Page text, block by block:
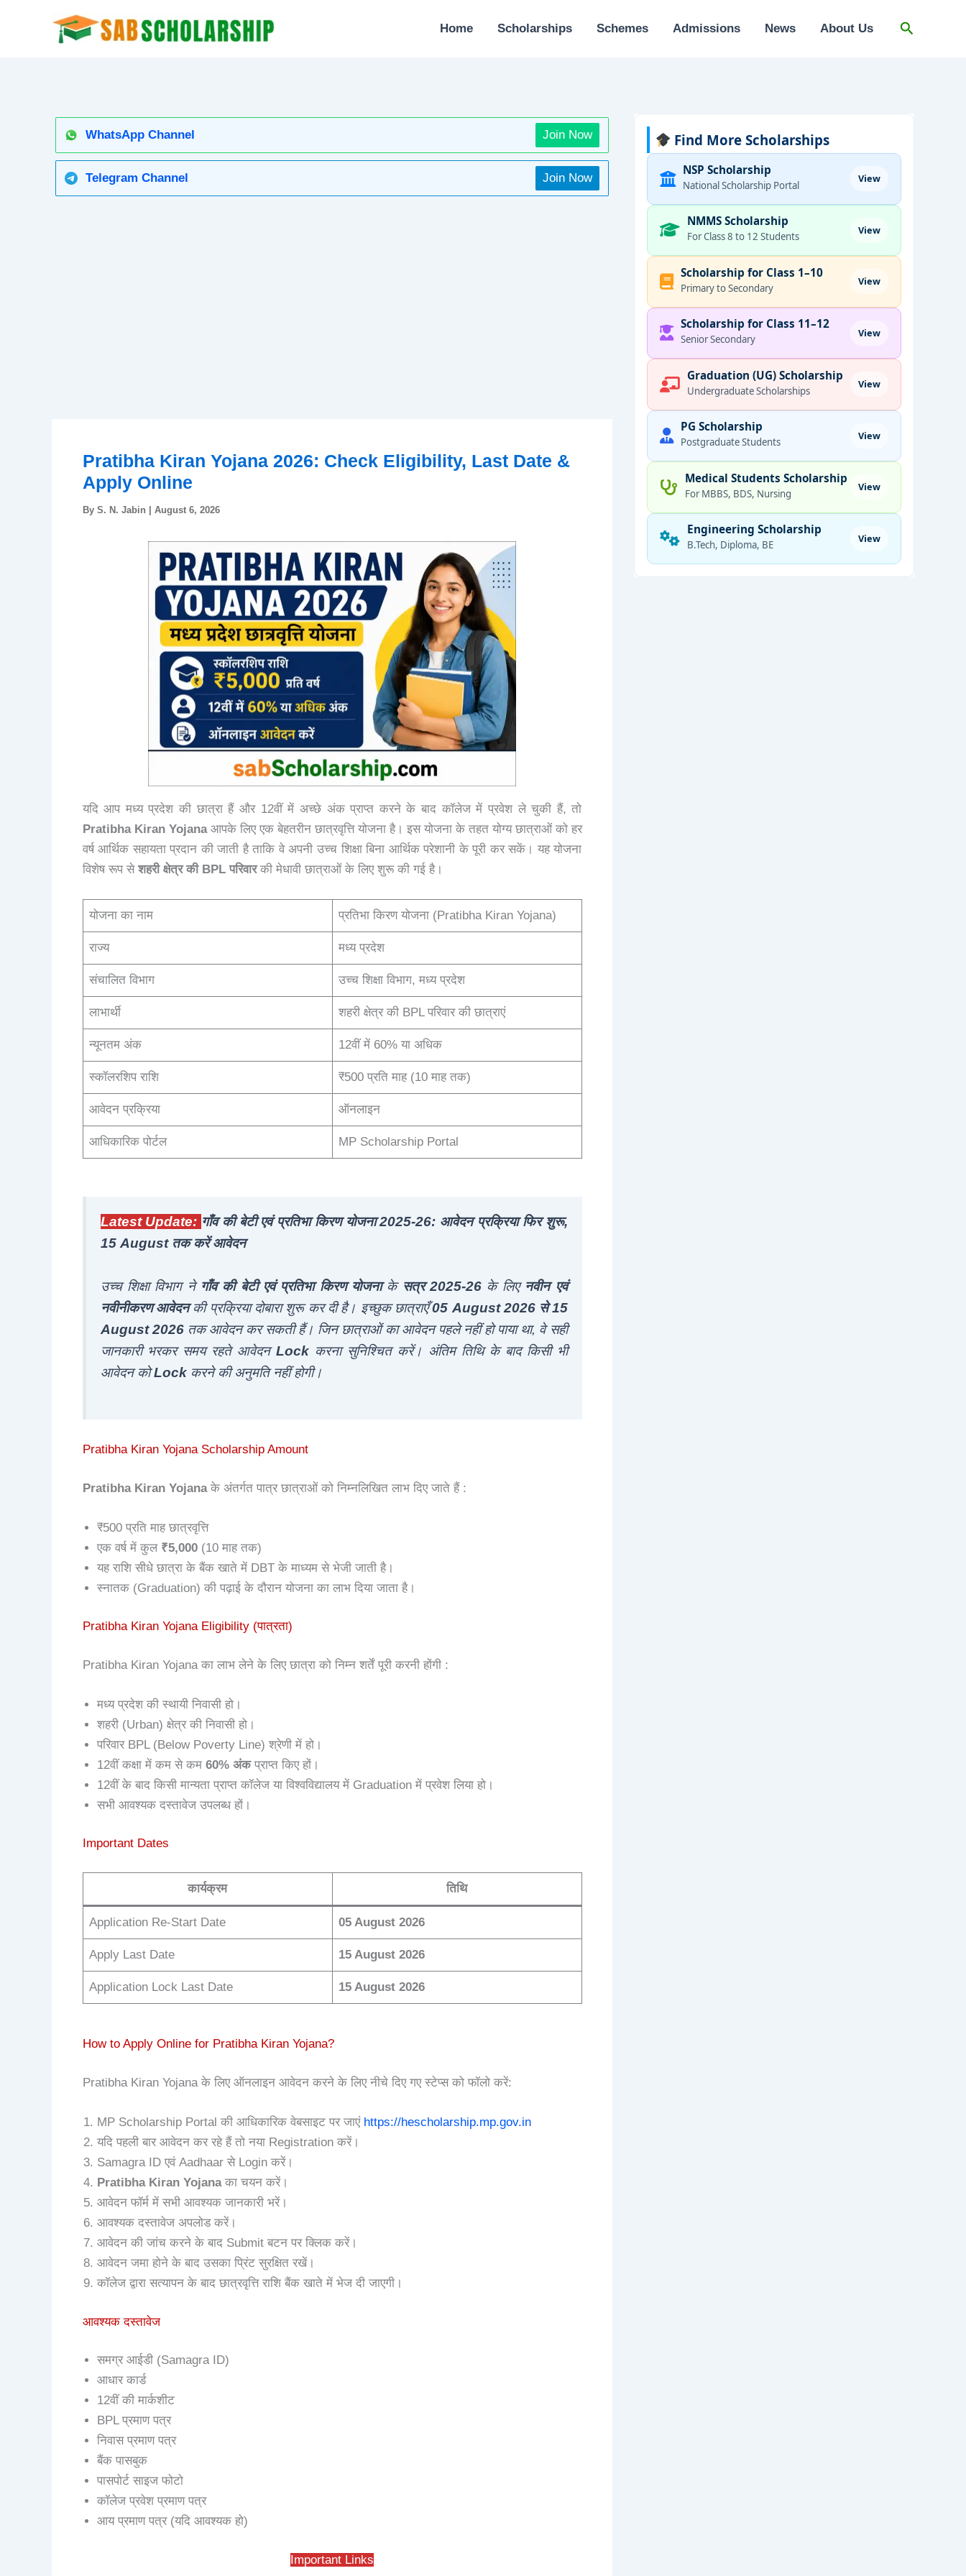
Home Scholarships Schemes Admissions News About Us Search
WhatsApp Channel Join Now
Telegram Channel Join Now
Pratibha Kiran Yojana 2026: Check Eligibility, Last Date &
Apply Online
By S. N. Jabin | August 6, 2026
यदि आप मध्य प्रदेश की छात्रा हैं और 12वीं में अच्छे अंक प्राप्त करने के बाद कॉलेज में प्रवेश ले चुकी हैं, तो
Pratibha Kiran Yojanaआपके लिए एक बेहतरीन छात्रवृत्ति योजना है। इस योजना के तहत योग्य छात्राओं को हर
वर्ष आर्थिक सहायता प्रदान की जाती है ताकि वे अपनी उच्च शिक्षा बिना आर्थिक परेशानी के पूरी कर सकें। यह योजना
विशेष रूप से शहरी क्षेत्र की BPL परिवारकी मेधावी छात्राओं के लिए शुरू की गई है।
योजना का नाम प्रतिभा किरण योजना (Pratibha Kiran Yojana)
राज्य मध्य प्रदेश
संचालित विभाग उच्च शिक्षा विभाग, मध्य प्रदेश
लाभार्थी शहरी क्षेत्र की BPL परिवार की छात्राएं
न्यूनतम अंक 12वीं में 60% या अधिक
स्कॉलरशिप राशि ₹500 प्रति माह (10 माह तक)
आवेदन प्रक्रिया ऑनलाइन
आधिकारिक पोर्टल MP Scholarship Portal
Latest Update: गाँव की बेटी एवं प्रतिभा किरण योजना 2025-26: आवेदन प्रक्रिया फिर शुरू,
15 August तक करें आवेदन
उच्च शिक्षा विभाग ने गाँव की बेटी एवं प्रतिभा किरण योजनाके सत्र 2025-26 के लिए नवीन एवं
नवीनीकरण आवेदनकी प्रक्रिया दोबारा शुरू कर दी है। इच्छुक छात्राएँ05 August 2026 से 15
August 2026तक आवेदन कर सकती हैं। जिन छात्राओं का आवेदन पहले नहीं हो पाया था, वे सही
जानकारी भरकर समय रहते आवेदनLock करना सुनिश्चित करें। अंतिम तिथि के बाद किसी भी
आवेदन कोLockकरने की अनुमति नहीं होगी।
Pratibha Kiran Yojana Scholarship Amount
Pratibha Kiran Yojanaके अंतर्गत पात्र छात्राओं को निम्नलिखित लाभ दिए जाते हैं :
₹500 प्रति माह छात्रवृत्ति
एक वर्ष में कुल ₹5,000(10 माह तक)
यह राशि सीधे छात्रा के बैंक खाते में DBT के माध्यम से भेजी जाती है।
स्नातक (Graduation) की पढ़ाई के दौरान योजना का लाभ दिया जाता है।
Pratibha Kiran Yojana Eligibility (पात्रता)
Pratibha Kiran Yojana का लाभ लेने के लिए छात्रा को निम्न शर्तें पूरी करनी होंगी :
मध्य प्रदेश की स्थायी निवासी हो।
शहरी (Urban) क्षेत्र की निवासी हो।
परिवार BPL (Below Poverty Line) श्रेणी में हो।
12वीं कक्षा में कम से कम 60% अंकप्राप्त किए हों।
12वीं के बाद किसी मान्यता प्राप्त कॉलेज या विश्वविद्यालय में Graduation में प्रवेश लिया हो।
सभी आवश्यक दस्तावेज उपलब्ध हों।
Important Dates
कार्यक्रम तिथि
Application Re-Start Date 05 August 2026
Apply Last Date 15 August 2026
Application Lock Last Date 15 August 2026
How to Apply Online for Pratibha Kiran Yojana?
Pratibha Kiran Yojana के लिए ऑनलाइन आवेदन करने के लिए नीचे दिए गए स्टेप्स को फॉलो करें:
MP Scholarship Portal की आधिकारिक वेबसाइट पर जाएं https://hescholarship.mp.gov.in
यदि पहली बार आवेदन कर रहे हैं तो नया Registration करें।
Samagra ID एवं Aadhaar से Login करें।
Pratibha Kiran Yojanaका चयन करें।
आवेदन फॉर्म में सभी आवश्यक जानकारी भरें।
आवश्यक दस्तावेज अपलोड करें।
आवेदन की जांच करने के बाद Submit बटन पर क्लिक करें।
आवेदन जमा होने के बाद उसका प्रिंट सुरक्षित रखें।
कॉलेज द्वारा सत्यापन के बाद छात्रवृत्ति राशि बैंक खाते में भेज दी जाएगी।
आवश्यक दस्तावेज
समग्र आईडी (Samagra ID)
आधार कार्ड
12वीं की मार्कशीट
BPL प्रमाण पत्र
निवास प्रमाण पत्र
बैंक पासबुक
पासपोर्ट साइज फोटो
कॉलेज प्रवेश प्रमाण पत्र
आय प्रमाण पत्र (यदि आवश्यक हो)
Important Links
Find More Scholarships
NSP Scholarship
National Scholarship Portal
View
NMMS Scholarship
For Class 8 to 12 Students
View
Scholarship for Class 1–10
Primary to Secondary
View
Scholarship for Class 11–12
Senior Secondary
View
Graduation (UG) Scholarship
Undergraduate Scholarships
View
PG Scholarship
Postgraduate Students
View
Medical Students Scholarship
For MBBS, BDS, Nursing
View
Engineering Scholarship
B.Tech, Diploma, BE
View